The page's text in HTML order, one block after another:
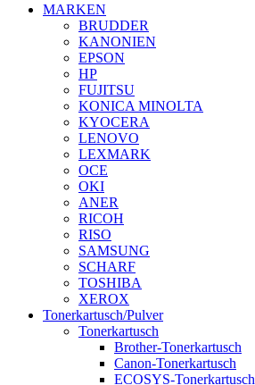
MARKEN
BRUDDER
KANONIEN
EPSON
HP
FUJITSU
KONICA MINOLTA
KYOCERA
LENOVO
LEXMARK
OCE
OKI
ANER
RICOH
RISO
SAMSUNG
SCHARF
TOSHIBA
XEROX
Tonerkartusch/Pulver
Tonerkartusch
Brother-Tonerkartusch
Canon-Tonerkartusch
ECOSYS-Tonerkartusch